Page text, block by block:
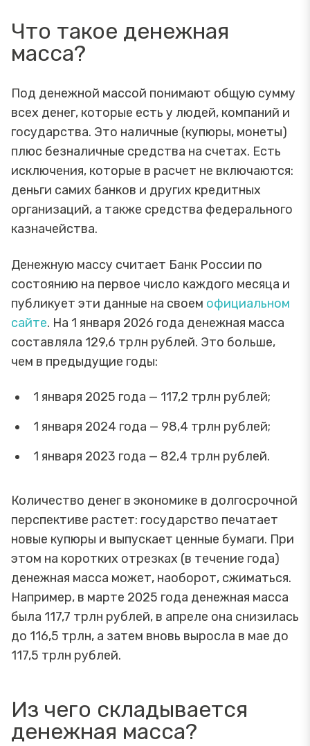
Что такое денежная
масса?
Под денежной массой понимают общую сумму
всех денег, которые есть у людей, компаний и
государства. Это наличные (купюры, монеты)
плюс безналичные средства на счетах. Есть
исключения, которые в расчет не включаются:
деньги самих банков и других кредитных
организаций, а также средства федерального
казначейства.
Денежную массу считает Банк России по
состоянию на первое число каждого месяца и
публикует эти данные на своем официальном
сайте. На 1 января 2026 года денежная масса
составляла 129,6 трлн рублей. Это больше,
чем в предыдущие годы:
1 января 2025 года — 117,2 трлн рублей;
1 января 2024 года — 98,4 трлн рублей;
1 января 2023 года — 82,4 трлн рублей.
Количество денег в экономике в долгосрочной
перспективе растет: государство печатает
новые купюры и выпускает ценные бумаги. При
этом на коротких отрезках (в течение года)
денежная масса может, наоборот, сжиматься.
Например, в марте 2025 года денежная масса
была 117,7 трлн рублей, в апреле она снизилась
до 116,5 трлн, а затем вновь выросла в мае до
117,5 трлн рублей.
Из чего складывается
денежная масса?